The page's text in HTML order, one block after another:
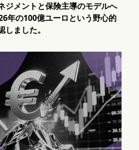
ジメントと保険主導のモデルへ
年の100億ユーロという野心的
ました。